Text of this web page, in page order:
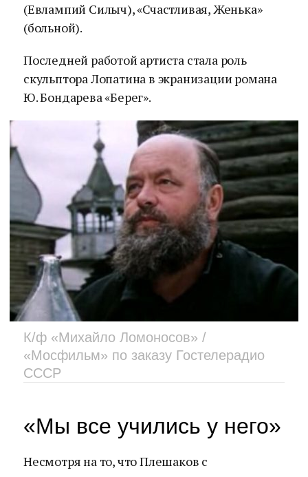
(Евлампий Силыч), «Счастливая, Женька»
(больной).
Последней работой артиста стала роль
скульптора Лопатина в экранизации романа
Ю. Бондарева «Берег».
К/ф «Михайло Ломоносов» /
«Мосфильм» по заказу Гостелерадио
СССР
«Мы все учились у него»
Несмотря на то, что Плешаков с